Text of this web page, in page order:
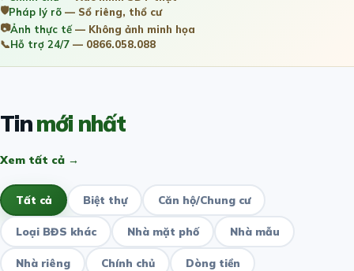
🛡️Pháp lý rõ — Sổ riêng, thổ cư
📷Ảnh thực tế— Không ảnh minh họa
📞Hỗ trợ 24/7 — 0866.058.088
Tinmới nhất
Xem tất cả →
Tất cả Biệt thự Căn hộ/Chung cư
Loại BĐS khác Nhà mặt phố Nhà mẫu
Nhà riêng Chính chủ Dòng tiền